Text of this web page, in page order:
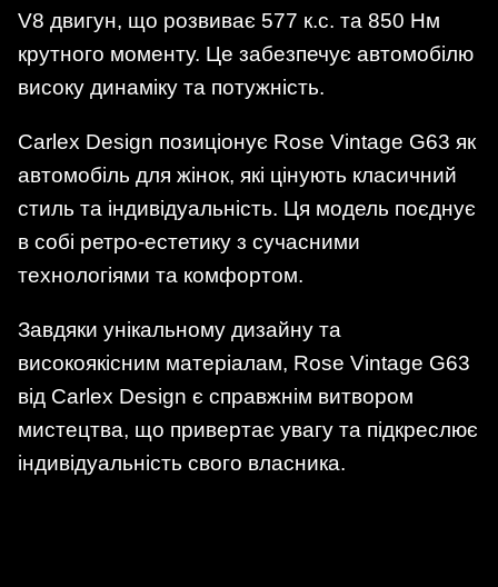
V8 двигун, що розвиває 577 к.с. та 850 Нм
крутного моменту. Це забезпечує автомобілю
високу динаміку та потужність.
Carlex Design позиціонує Rose Vintage G63 як
автомобіль для жінок, які цінують класичний
стиль та індивідуальність. Ця модель поєднує
в собі ретро-естетику з сучасними
технологіями та комфортом.
Завдяки унікальному дизайну та
високоякісним матеріалам, Rose Vintage G63
від Carlex Design є справжнім витвором
мистецтва, що привертає увагу та підкреслює
індивідуальність свого власника.